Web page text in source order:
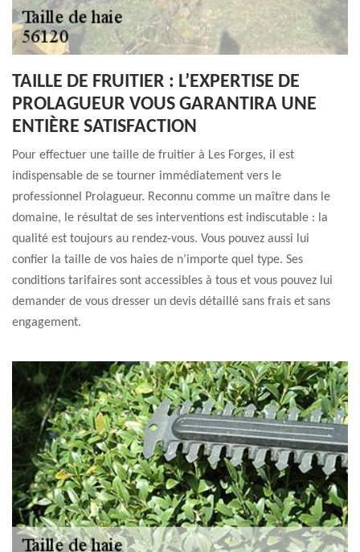
TAILLE DE FRUITIER : L’EXPERTISE DE
PROLAGUEUR VOUS GARANTIRA UNE
ENTIÈRE SATISFACTION
Pour effectuer une taille de fruitier à Les Forges, il est
indispensable de se tourner immédiatement vers le
professionnel Prolagueur. Reconnu comme un maître dans le
domaine, le résultat de ses interventions est indiscutable : la
qualité est toujours au rendez-vous. Vous pouvez aussi lui
confier la taille de vos haies de n’importe quel type. Ses
conditions tarifaires sont accessibles à tous et vous pouvez lui
demander de vous dresser un devis détaillé sans frais et sans
engagement.